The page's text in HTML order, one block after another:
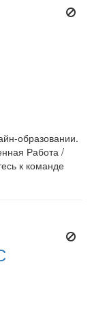
образовании.
Работа /
к команде